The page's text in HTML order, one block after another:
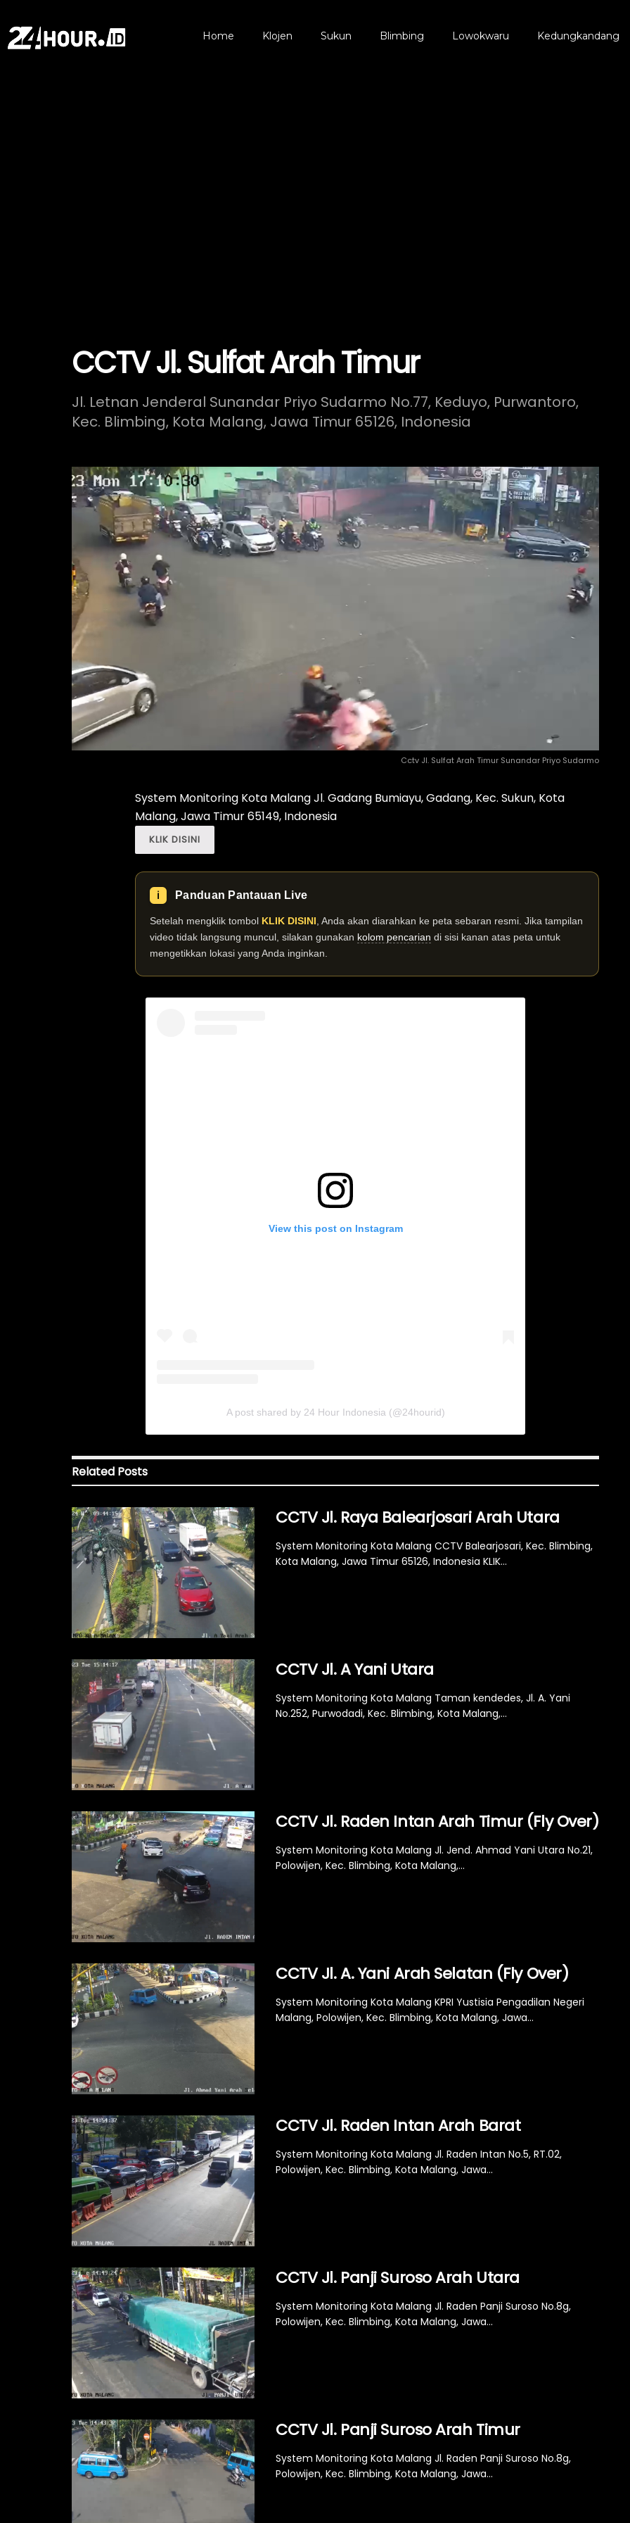
Home Klojen Sukun Blimbing Lowokwaru Kedungkandang
CCTV Jl. Sulfat Arah Timur
Jl. Letnan Jenderal Sunandar Priyo Sudarmo No.77, Keduyo, Purwantoro,
Kec. Blimbing, Kota Malang, Jawa Timur 65126, Indonesia
Cctv Jl. Sulfat Arah Timur Sunandar Priyo Sudarmo
System Monitoring Kota Malang Jl. Gadang Bumiayu, Gadang, Kec. Sukun, Kota
Malang, Jawa Timur 65149, Indonesia
KLIK DISINI
ℹ️ Panduan Pantauan Live
Setelah mengklik tombol KLIK DISINI , Anda akan diarahkan ke peta sebaran resmi. Jika tampilan
video tidak langsung muncul, silakan gunakan kolom pencarian di sisi kanan atas peta untuk
mengetikkan lokasi yang Anda inginkan.
View this post on Instagram
A post shared by 24 Hour Indonesia (@24hourid)
Related Posts
CCTV Jl. Raya Balearjosari Arah Utara
System Monitoring Kota Malang CCTV Balearjosari, Kec. Blimbing,
Kota Malang, Jawa Timur 65126, Indonesia KLIK...
CCTV Jl. A Yani Utara
System Monitoring Kota Malang Taman kendedes, Jl. A. Yani
No.252, Purwodadi, Kec. Blimbing, Kota Malang,...
CCTV Jl. Raden Intan Arah Timur (Fly Over)
System Monitoring Kota Malang Jl. Jend. Ahmad Yani Utara No.21,
Polowijen, Kec. Blimbing, Kota Malang,...
CCTV Jl. A. Yani Arah Selatan (Fly Over)
System Monitoring Kota Malang KPRI Yustisia Pengadilan Negeri
Malang, Polowijen, Kec. Blimbing, Kota Malang, Jawa...
CCTV Jl. Raden Intan Arah Barat
System Monitoring Kota Malang Jl. Raden Intan No.5, RT.02,
Polowijen, Kec. Blimbing, Kota Malang, Jawa...
CCTV Jl. Panji Suroso Arah Utara
System Monitoring Kota Malang Jl. Raden Panji Suroso No.8g,
Polowijen, Kec. Blimbing, Kota Malang, Jawa...
CCTV Jl. Panji Suroso Arah Timur
System Monitoring Kota Malang Jl. Raden Panji Suroso No.8g,
Polowijen, Kec. Blimbing, Kota Malang, Jawa...